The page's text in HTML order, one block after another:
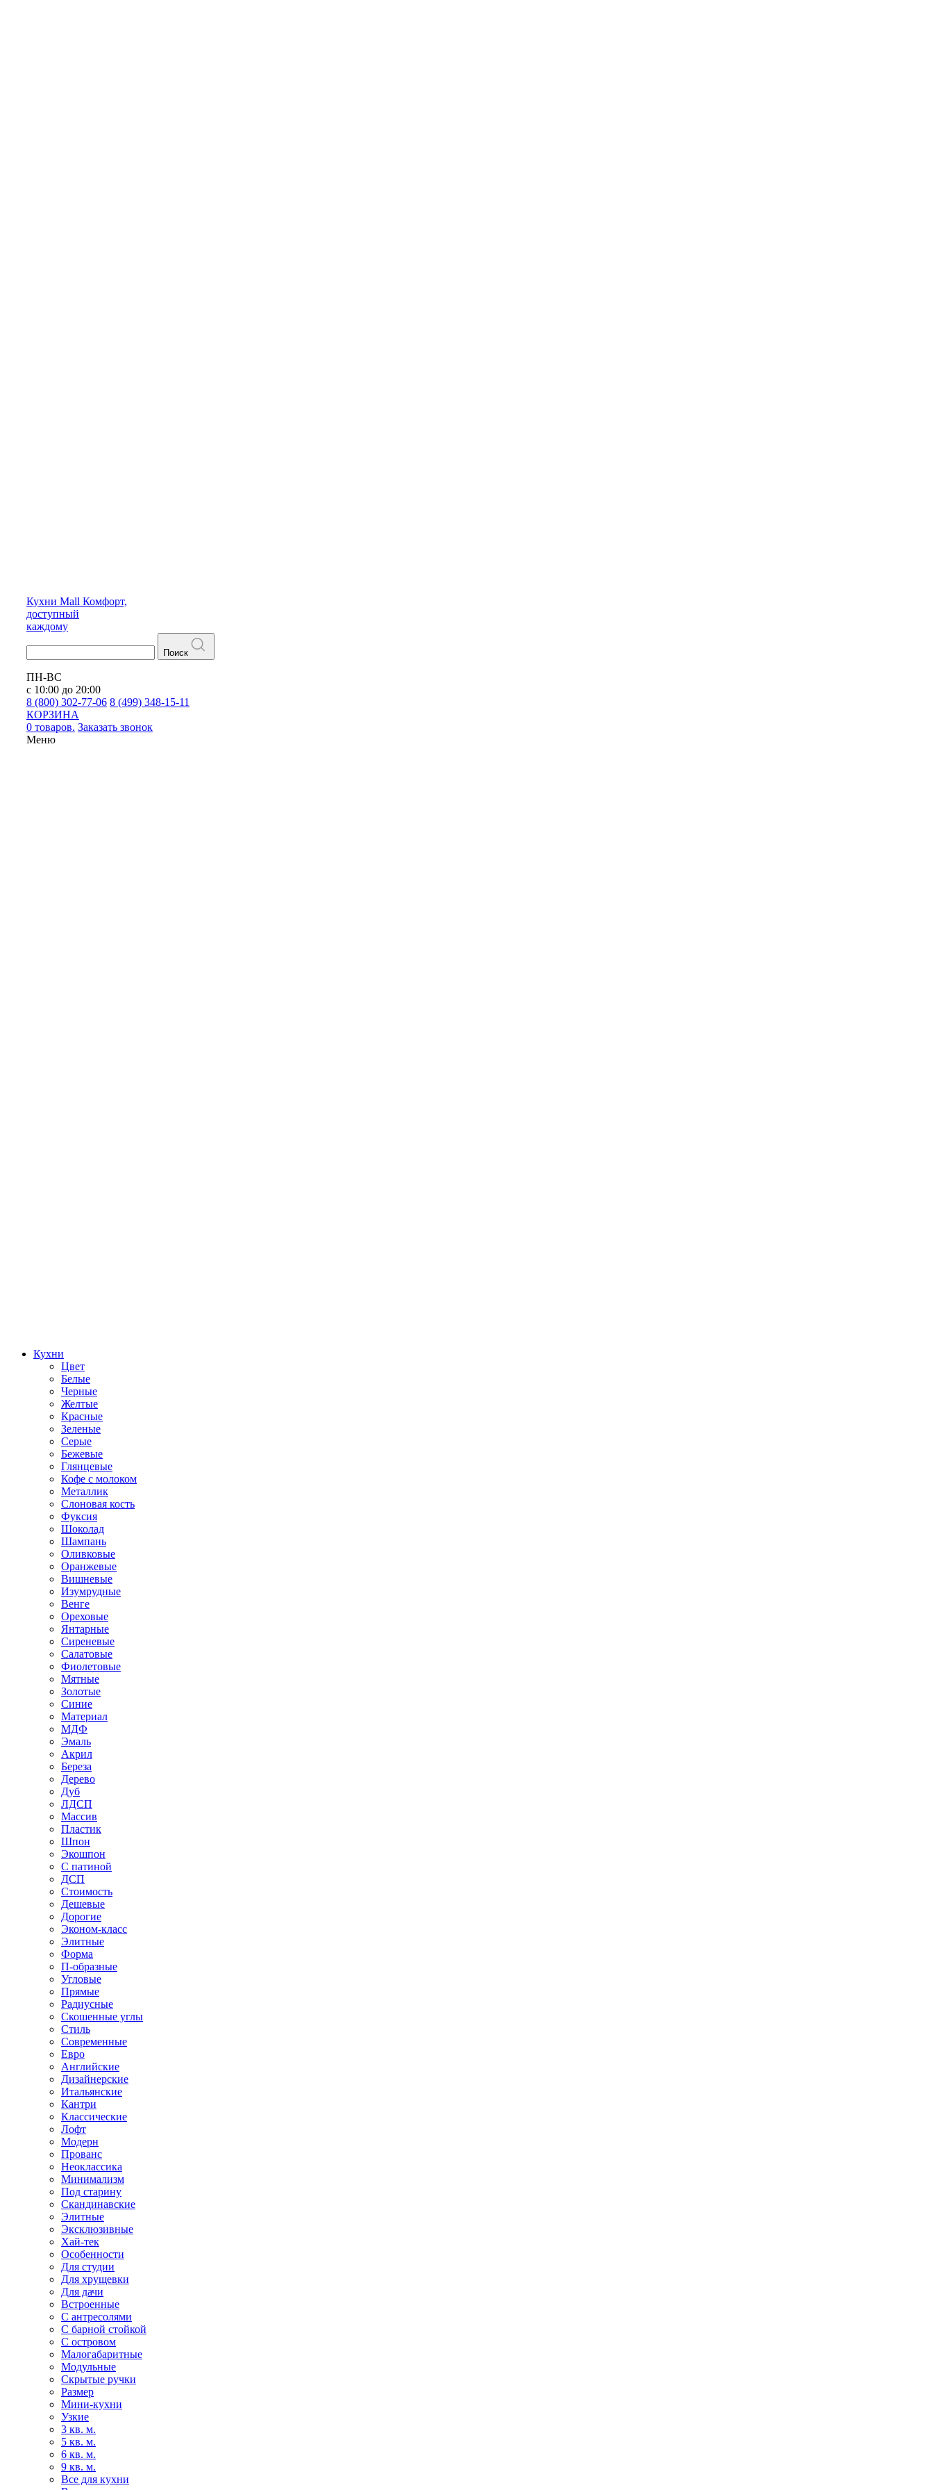
Кухни Mall Комфорт,
доступный
каждому
Поиск
ПН-ВС
с 10:00 до 20:00
8 (800) 302-77-06 8 (499) 348-15-11
КОРЗИНА
0 товаров. Заказать звонок
Меню
Кухни
Цвет
Белые
Черные
Желтые
Красные
Зеленые
Серые
Бежевые
Глянцевые
Кофе с молоком
Металлик
Слоновая кость
Фуксия
Шоколад
Шампань
Оливковые
Оранжевые
Вишневые
Изумрудные
Венге
Ореховые
Янтарные
Сиреневые
Салатовые
Фиолетовые
Мятные
Золотые
Синие
Материал
МДФ
Эмаль
Акрил
Береза
Дерево
Дуб
ЛДСП
Массив
Пластик
Шпон
Экошпон
С патиной
ДСП
Стоимость
Дешевые
Дорогие
Эконом-класс
Элитные
Форма
П-образные
Угловые
Прямые
Радиусные
Скошенные углы
Стиль
Современные
Евро
Английские
Дизайнерские
Итальянские
Кантри
Классические
Лофт
Модерн
Прованс
Неоклассика
Минимализм
Под старину
Скандинавские
Элитные
Эксклюзивные
Хай-тек
Особенности
Для студии
Для хрущевки
Для дачи
Встроенные
С антресолями
С барной стойкой
С островом
Малогабаритные
Модульные
Скрытые ручки
Размер
Мини-кухни
Узкие
3 кв. м.
5 кв. м.
6 кв. м.
9 кв. м.
Все для кухни